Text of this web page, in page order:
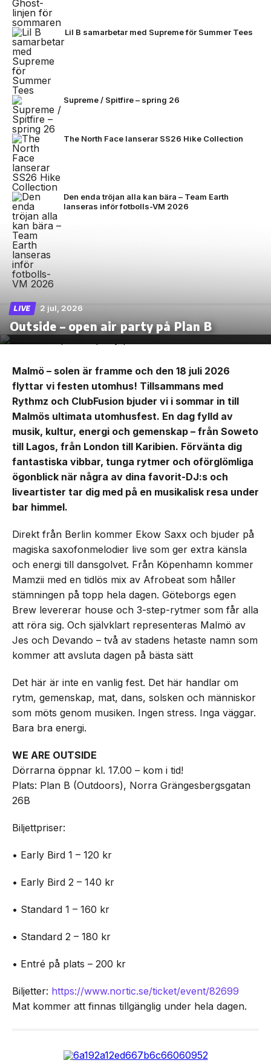
Lil B samarbetar med Supreme för Summer Tees
Supreme / Spitfire – spring 26
The North Face lanserar SS26 Hike Collection
Den enda tröjan alla kan bära – Team Earth
lanseras inför fotbolls-VM 2026
LIVE 2 jul, 2026
Outside – open air party på Plan B
Malmö – solen är framme och den 18 juli 2026
flyttar vi festen utomhus! Tillsammans med
Rythmz och ClubFusion bjuder vi i sommar in till
Malmös ultimata utomhusfest. En dag fylld av
musik, kultur, energi och gemenskap – från Soweto
till Lagos, från London till Karibien. Förvänta dig
fantastiska vibbar, tunga rytmer och oförglömliga
ögonblick när några av dina favorit-DJ:s och
liveartister tar dig med på en musikalisk resa under
bar himmel.
Direkt från Berlin kommer Ekow Saxx och bjuder på
magiska saxofonmelodier live som ger extra känsla
och energi till dansgolvet. Från Köpenhamn kommer
Mamzii med en tidlös mix av Afrobeat som håller
stämningen på topp hela dagen. Göteborgs egen
Brew levererar house och 3-step-rytmer som får alla
att röra sig. Och självklart representeras Malmö av
Jes och Devando – två av stadens hetaste namn som
kommer att avsluta dagen på bästa sätt
Det här är inte en vanlig fest. Det här handlar om
rytm, gemenskap, mat, dans, solsken och människor
som möts genom musiken. Ingen stress. Inga väggar.
Bara bra energi.
WE ARE OUTSIDE
Dörrarna öppnar kl. 17.00 – kom i tid!
Plats: Plan B (Outdoors), Norra Grängesbergsgatan
26B
Biljettpriser:
• Early Bird 1 – 120 kr
• Early Bird 2 – 140 kr
• Standard 1 – 160 kr
• Standard 2 – 180 kr
• Entré på plats – 200 kr
Biljetter: https://www.nortic.se/ticket/event/82699
Mat kommer att finnas tillgänglig under hela dagen.